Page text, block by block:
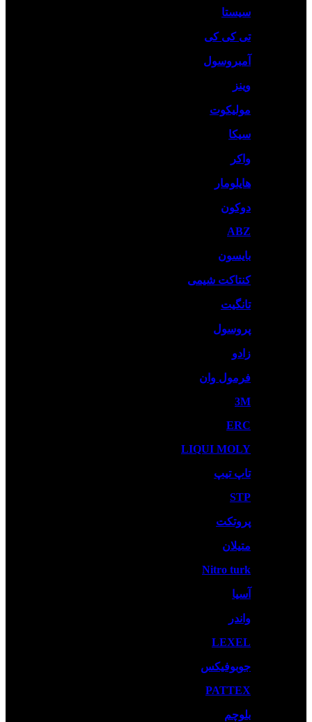
سیستا
تی کی کی
آمبروسول
وینز
مولیکوت
سیکا
واکر
هایلومار
دوکون
ABZ
بایسون
کنتاکت شیمی
تانگیت
پروسول
زادو
فرمول وان
3M
ERC
LIQUI MOLY
تاپ تیپ
STP
پروتکت
متیلان
Nitro turk
آسیا
واندر
LEXEL
جوبوفیکس
PATTEX
بلوچم